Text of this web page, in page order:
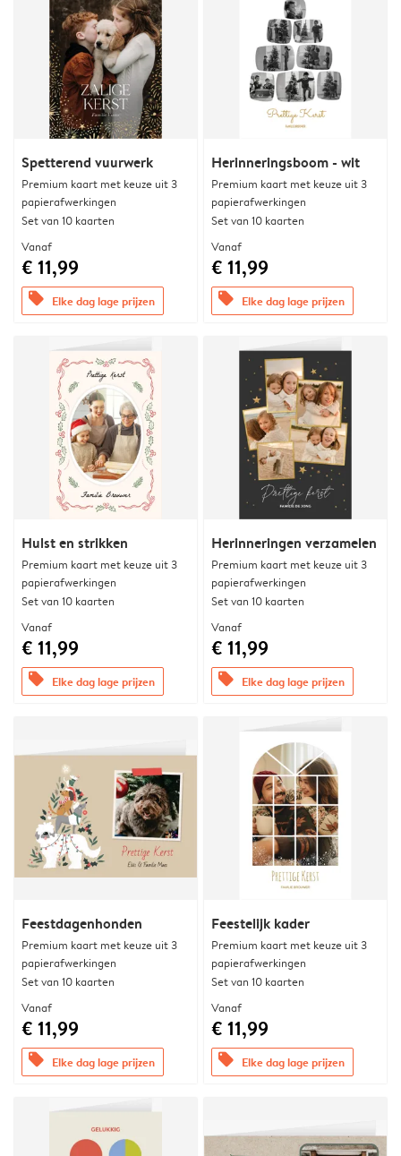
Spetterend vuurwerk
Premium kaart met keuze uit 3
papierafwerkingen
Set van 10 kaarten
Vanaf
€ 11,99
offers Elke dag lage prijzen
Herinneringsboom - wit
Premium kaart met keuze uit 3
papierafwerkingen
Set van 10 kaarten
Vanaf
€ 11,99
offers Elke dag lage prijzen
Hulst en strikken
Premium kaart met keuze uit 3
papierafwerkingen
Set van 10 kaarten
Vanaf
€ 11,99
offers Elke dag lage prijzen
Herinneringen verzamelen
Premium kaart met keuze uit 3
papierafwerkingen
Set van 10 kaarten
Vanaf
€ 11,99
offers Elke dag lage prijzen
Feestdagenhonden
Premium kaart met keuze uit 3
papierafwerkingen
Set van 10 kaarten
Vanaf
€ 11,99
offers Elke dag lage prijzen
Feestelijk kader
Premium kaart met keuze uit 3
papierafwerkingen
Set van 10 kaarten
Vanaf
€ 11,99
offers Elke dag lage prijzen